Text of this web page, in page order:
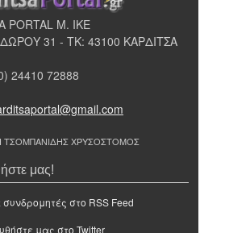
PORTAL Μ. ΙΚΕ
31 - ΤΚ: 43100 ΚΑΡΔΙΤΣΑ
24410 72888
ΤΣΟΜΠΑΝΙΔΗΣ ΧΡΥΣΟΣΤΟΜΟΣ
μας!
συνδρομητές στο RSS Feed
μας στο Twitter